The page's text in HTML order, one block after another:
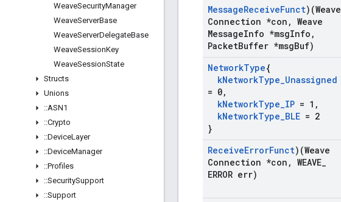
WeaveSecurityManager
WeaveServerBase
WeaveServerDelegateBase
WeaveSessionKey
WeaveSessionState
Structs
Unions
::ASN1
::Crypto
::DeviceLayer
::DeviceManager
::Profiles
::SecuritySupport
::Support
MessageReceiveFunct)(Weave
Connection *con , Weave
MessageInfo *msgInfo ,
PacketBuffer *msgBuf)
NetworkType{
kNetworkType_Unassigned
= 0,
kNetworkType_IP = 1 ,
kNetworkType_BLE = 2
}
ReceiveErrorFunct)(Weave
Connection *con , WEAVE
ERROR err)